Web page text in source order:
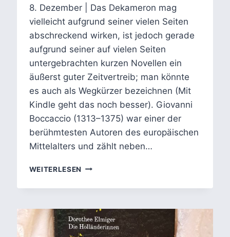
8. Dezember | Das Dekameron mag
vielleicht aufgrund seiner vielen Seiten
abschreckend wirken, ist jedoch gerade
aufgrund seiner auf vielen Seiten
untergebrachten kurzen Novellen ein
äußerst guter Zeitvertreib; man könnte
es auch als Wegkürzer bezeichnen (Mit
Kindle geht das noch besser). Giovanni
Boccaccio (1313–1375) war einer der
berühmtesten Autoren des europäischen
Mittelalters und zählt neben…
WEITERLESEN DAS
VON
BOCCACCIO:
LIEBE,
TÄUSCHUNG